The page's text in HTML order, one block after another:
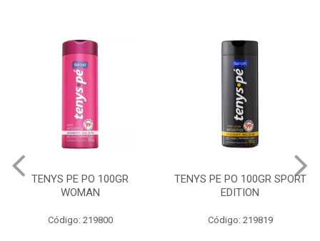
TENYS PE PO 100GR
WOMAN
Código: 219800
TENYS PE PO 100GR SPORT
EDITION
Código: 219819